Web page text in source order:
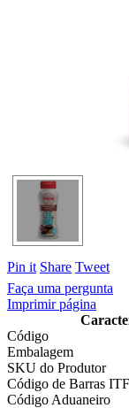
Pin it Share Tweet
Faça uma pergunta
Imprimir página
Código
Embalagem
SKU do Produtor
Código de Barras
Código Aduaneiro